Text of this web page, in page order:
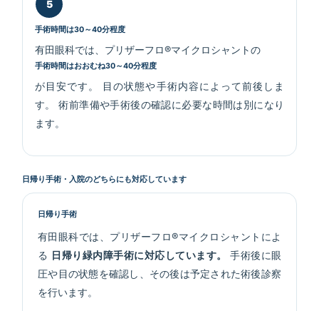
手術時間は30～40分程度
有田眼科では、プリザーフロ®マイクロシャントの
手術時間はおおむね30～40分程度
が目安です。 目の状態や手術内容によって前後しま
す。 術前準備や手術後の確認に必要な時間は別になり
ます。
日帰り手術・入院のどちらにも対応しています
日帰り手術
有田眼科では、プリザーフロ®マイクロシャントによ
る 日帰り緑内障手術に対応しています。
手術後に眼
圧や目の状態を確認し、その後は予定された術後診察
を行います。